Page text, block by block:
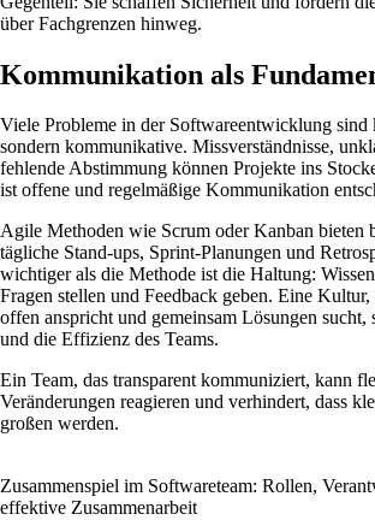
über Fachgrenzen hinweg.
Kommunikation als
Viele Probleme in der Softwareentwicklung sind
sondern kommunikative. Missverständnisse,
fehlende Abstimmung können Projekte ins
ist offene und regelmäßige Kommunikation
Agile Methoden wie Scrum oder Kanban bieten
tägliche Stand-ups, Sprint-Planungen und
wichtiger als die Methode ist die Haltung:
Fragen stellen und Feedback geben. Eine
offen anspricht und gemeinsam Lösungen sucht,
und die Effizienz des Teams.
Ein Team, das transparent kommuniziert, kann
Veränderungen reagieren und verhindert, dass
großen werden.
Zusammenspiel im Softwareteam: Rollen,
effektive Zusammenarbeit